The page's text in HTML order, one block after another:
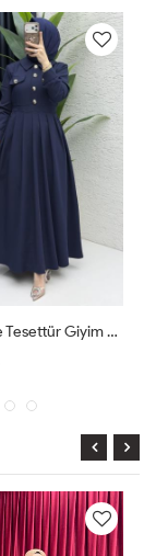
Afife Elbise Tesettür Giyim Lacivert